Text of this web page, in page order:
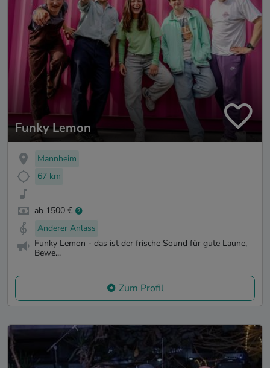
Funky Lemon
Mannheim
67 km
ab 1500 €
Anderer Anlass
Funky Lemon - das ist der frische Sound für gute Laune,
Bewe...
Zum Profil